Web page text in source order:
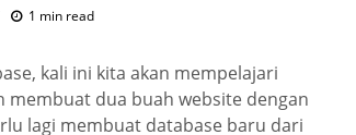
1 min read
kali ini kita akan mempelajari
membuat dua buah website dengan
lagi membuat database baru dari